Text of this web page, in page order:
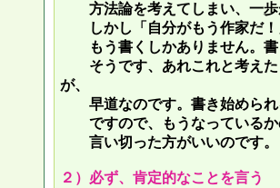
方法論を考えてしまい、一歩
しかし「自分がもう作家だ！
もう書くしかありません。書
そうです、あれこれと考えた
が、
早道なのです。書き始められ
ですので、もうなっているか
言い切った方がいいのです。
２）必ず、肯定的なことを言う